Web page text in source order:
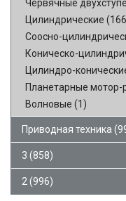
Червячные
Цилиндрические
Соосно-
Коническо-
Цилиндро-
Планетарные мотор-
Волновые (1)
Приводная техника
3 (858)
2 (996)